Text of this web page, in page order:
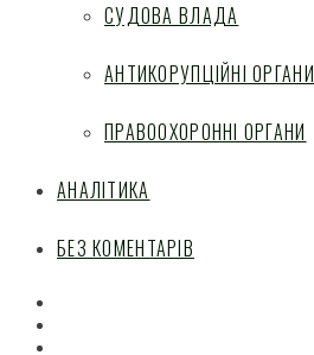
СУДОВА ВЛАДА
АНТИКОРУПЦІЙНІ ОРГАНИ
ПРАВООХОРОННІ ОРГАНИ
АНАЛІТИКА
БЕЗ КОМЕНТАРІВ